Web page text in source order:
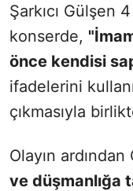
Şarkıcı Gülşen
konserde, "
önce kendisi
ifadelerini
çıkmasıyla
Olayın
ve düşmanlığa